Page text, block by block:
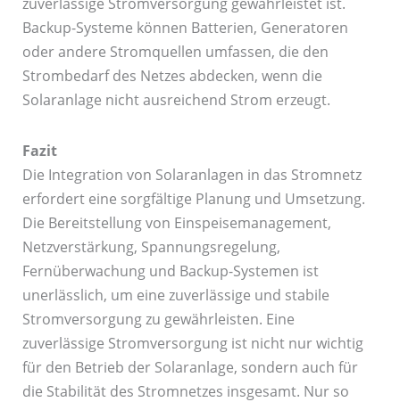
Backup-Systeme können Batterien, Generatoren
oder andere Stromquellen umfassen, die den
Strombedarf des Netzes abdecken, wenn die
Solaranlage nicht ausreichend Strom erzeugt.
Fazit
Die Integration von Solaranlagen in das Stromnetz
erfordert eine sorgfältige Planung und Umsetzung.
Die Bereitstellung von Einspeisemanagement,
Netzverstärkung, Spannungsregelung,
Fernüberwachung und Backup-Systemen ist
unerlässlich, um eine zuverlässige und stabile
Stromversorgung zu gewährleisten. Eine
zuverlässige Stromversorgung ist nicht nur wichtig
für den Betrieb der Solaranlage, sondern auch für
die Stabilität des Stromnetzes insgesamt. Nur so